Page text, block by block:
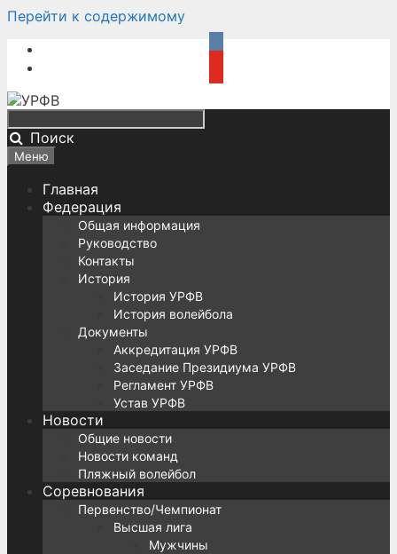
Перейти к содержимому
Поиск
Меню
Главная
Федерация
Общая информация
Руководство
Контакты
История
История УРФВ
История волейбола
Документы
Аккредитация УРФВ
Заседание Президиума УРФВ
Регламент УРФВ
Устав УРФВ
Новости
Общие новости
Новости команд
Пляжный волейбол
Соревнования
Первенство/Чемпионат
Высшая лига
Мужчины